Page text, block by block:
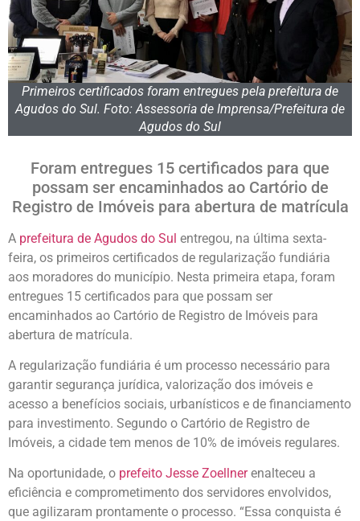
Primeiros certificados foram entregues pela prefeitura de
Agudos do Sul. Foto: Assessoria de Imprensa/Prefeitura de
Agudos do Sul
Foram entregues 15 certificados para que
possam ser encaminhados ao Cartório de
Registro de Imóveis para abertura de matrícula
A prefeitura de Agudos do Sul entregou, na última sexta-
feira, os primeiros certificados de regularização fundiária
aos moradores do município. Nesta primeira etapa, foram
entregues 15 certificados para que possam ser
encaminhados ao Cartório de Registro de Imóveis para
abertura de matrícula.
A regularização fundiária é um processo necessário para
garantir segurança jurídica, valorização dos imóveis e
acesso a benefícios sociais, urbanísticos e de financiamento
para investimento. Segundo o Cartório de Registro de
Imóveis, a cidade tem menos de 10% de imóveis regulares.
Na oportunidade, o prefeito Jesse Zoellnerenalteceu a
eficiência e comprometimento dos servidores envolvidos,
que agilizaram prontamente o processo. “Essa conquista é